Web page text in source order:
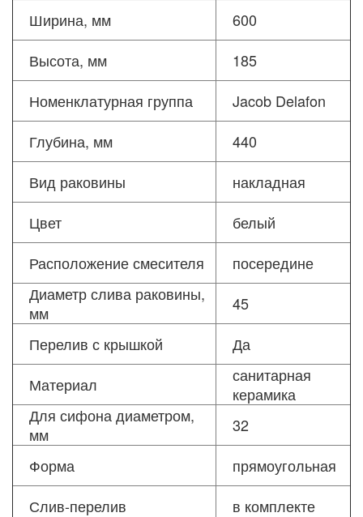
Ширина, мм
600
Высота, мм
185
Номенклатурная группа
Jacob Delafon
Глубина, мм
440
Вид раковины
накладная
Цвет
белый
Расположение смесителя
посередине
Диаметр слива раковины,
мм
45
Перелив с крышкой
Да
Материал
санитарная
керамика
Для сифона диаметром,
мм
32
Форма
прямоугольная
Слив-перелив
в комплекте